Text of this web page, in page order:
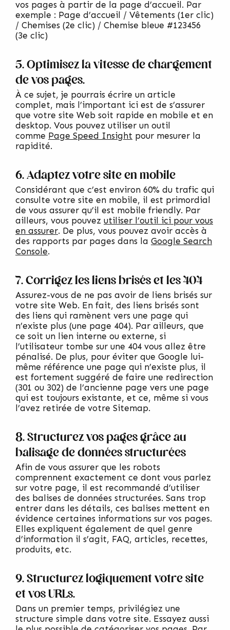
vos pages à partir de la page d’accueil. Par
exemple : Page d’accueil / Vêtements (1er clic)
/ Chemises (2e clic) / Chemise bleue #123456
(3e clic)
5. Optimisez la vitesse de chargement
de vos pages.
À ce sujet, je pourrais écrire un article
complet, mais l’important ici est de s’assurer
que votre site Web soit rapide en mobile et en
desktop. Vous pouvez utiliser un outil
comme Page Speed Insight pour mesurer la
rapidité.
6. Adaptez votre site en mobile
Considérant que c’est environ 60% du trafic qui
consulte votre site en mobile, il est primordial
de vous assurer qu’il est mobile friendly. Par
ailleurs, vous pouvez utiliser l’outil ici pour vous
en assurer. De plus, vous pouvez avoir accès à
des rapports par pages dans la Google Search
Console.
7. Corrigez les liens brisés et les 404
Assurez-vous de ne pas avoir de liens brisés sur
votre site Web. En fait, des liens brisés sont
des liens qui ramènent vers une page qui
n’existe plus (une page 404). Par ailleurs, que
ce soit un lien interne ou externe, si
l’utilisateur tombe sur une 404 vous allez être
pénalisé. De plus, pour éviter que Google lui-
même référence une page qui n’existe plus, il
est fortement suggéré de faire une redirection
(301 ou 302) de l’ancienne page vers une page
qui est toujours existante, et ce, même si vous
l’avez retirée de votre Sitemap.
8. Structurez vos pages grâce au
balisage de données structurées
Afin de vous assurer que les robots
comprennent exactement ce dont vous parlez
sur votre page, il est recommandé d’utiliser
des balises de données structurées. Sans trop
entrer dans les détails, ces balises mettent en
évidence certaines informations sur vos pages.
Elles expliquent également de quel genre
d’information il s’agit, FAQ, articles, recettes,
produits, etc.
9. Structurez logiquement votre site
et vos URLs.
Dans un premier temps, privilégiez une
structure simple dans votre site. Essayez aussi